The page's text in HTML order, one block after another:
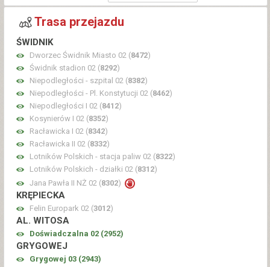
Trasa przejazdu
ŚWIDNIK
Dworzec Świdnik Miasto 02 (8472)
Świdnik stadion 02 (8292)
Niepodległości - szpital 02 (8382)
Niepodległości - Pl. Konstytucji 02 (8462)
Niepodległości I 02 (8412)
Kosynierów I 02 (8352)
Racławicka I 02 (8342)
Racławicka II 02 (8332)
Lotników Polskich - stacja paliw 02 (8322)
Lotników Polskich - działki 02 (8312)
Jana Pawła II NŻ 02 (8302)
KRĘPIECKA
Felin Europark 02 (3012)
AL. WITOSA
Doświadczalna 02 (2952)
GRYGOWEJ
Grygowej 03 (2943)